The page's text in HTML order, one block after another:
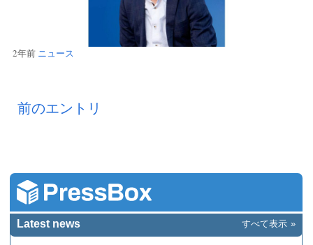
2年前 ニュース
前のエントリ
Latest news すべて表示